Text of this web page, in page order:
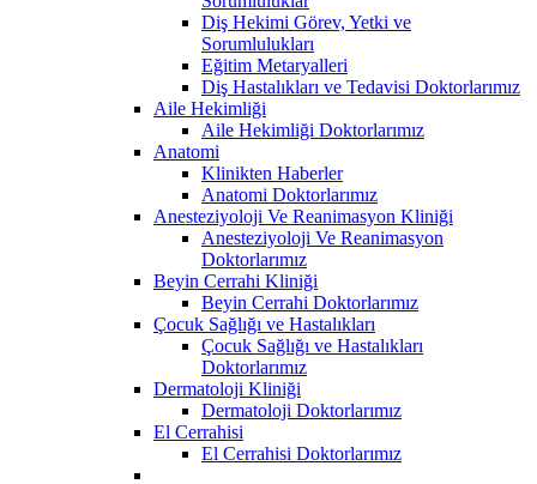
Diş Hekimi Görev, Yetki ve
Sorumlulukları
Eğitim Metaryalleri
Diş Hastalıkları ve Tedavisi Doktorlarımız
Aile Hekimliği
Aile Hekimliği Doktorlarımız
Anatomi
Klinikten Haberler
Anatomi Doktorlarımız
Anesteziyoloji Ve Reanimasyon Kliniği
Anesteziyoloji Ve Reanimasyon
Doktorlarımız
Beyin Cerrahi Kliniği
Beyin Cerrahi Doktorlarımız
Çocuk Sağlığı ve Hastalıkları
Çocuk Sağlığı ve Hastalıkları
Doktorlarımız
Dermatoloji Kliniği
Dermatoloji Doktorlarımız
El Cerrahisi
El Cerrahisi Doktorlarımız